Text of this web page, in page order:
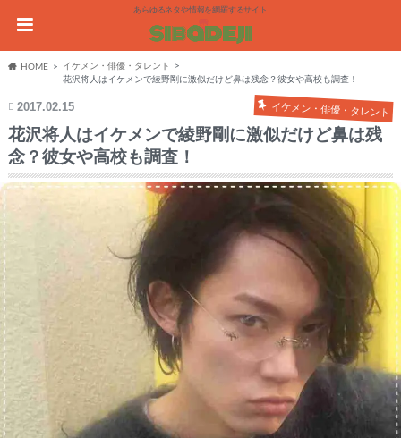
あらゆるネタや情報を網羅するサイト
HOME
イケメン・俳優・タレント
花沢将人はイケメンで綾野剛に激似だけど鼻は残念？彼女や高校も調査！
2017.02.15 イケメン・俳優・タレント
花沢将人はイケメンで綾野剛に激似だけど鼻は残
念？彼女や高校も調査！